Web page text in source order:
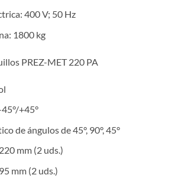
400 V; 50 Hz
1800 kg
PREZ-MET 220 PA
+45°
de ángulos de 45°, 90°, 45°
mm (2 uds.)
mm (2 uds.)